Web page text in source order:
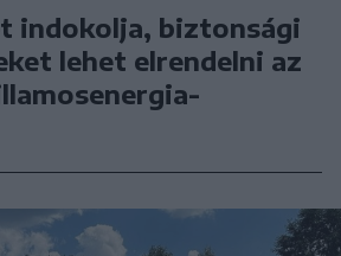
indokolja, biztonsági
lehet elrendelni az